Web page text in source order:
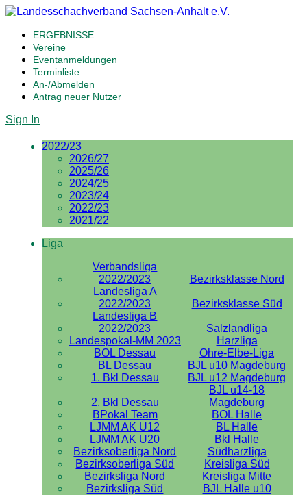
ERGEBNISSE
Vereine
Eventanmeldungen
Terminliste
An-/Abmelden
Antrag neuer Nutzer
Sign In
2022/23
2026/27
2025/26
2024/25
2023/24
2022/23
2021/22
Liga
Verbandsliga
2022/2023
Bezirksklasse Nord
Landesliga A
2022/2023
Bezirksklasse Süd
Landesliga B
2022/2023
Salzlandliga
Landespokal-MM 2023
Harzliga
BOL Dessau
Ohre-Elbe-Liga
BL Dessau
BJL u10 Magdeburg
1. Bkl Dessau
BJL u12 Magdeburg
2. Bkl Dessau
BJL u14-18
Magdeburg
BPokal Team
BOL Halle
LJMM AK U12
BL Halle
LJMM AK U20
Bkl Halle
Bezirksoberliga Nord
Südharzliga
Bezirksoberliga Süd
Kreisliga Süd
Bezirksliga Nord
Kreisliga Mitte
Bezirksliga Süd
BJL Halle u10